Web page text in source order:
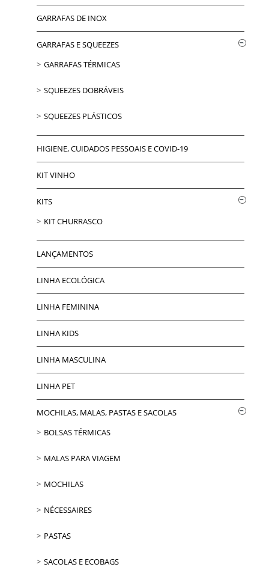
GARRAFAS DE INOX
GARRAFAS E SQUEEZES
GARRAFAS TÉRMICAS
SQUEEZES DOBRÁVEIS
SQUEEZES PLÁSTICOS
HIGIENE, CUIDADOS PESSOAIS E COVID-19
KIT VINHO
KITS
KIT CHURRASCO
LANÇAMENTOS
LINHA ECOLÓGICA
LINHA FEMININA
LINHA KIDS
LINHA MASCULINA
LINHA PET
MOCHILAS, MALAS, PASTAS E SACOLAS
BOLSAS TÉRMICAS
MALAS PARA VIAGEM
MOCHILAS
NÉCESSAIRES
PASTAS
SACOLAS E ECOBAGS